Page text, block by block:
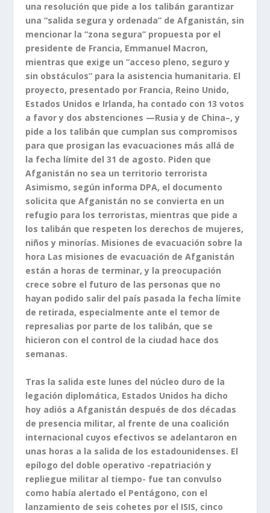
una resolución que pide a los talibán garantizar
una “salida segura y ordenada” de Afganistán, sin
mencionar la “zona segura” propuesta por el
presidente de Francia, Emmanuel Macron,
mientras que exige un “acceso pleno, seguro y
sin obstáculos” para la asistencia humanitaria. El
proyecto, presentado por Francia, Reino Unido,
Estados Unidos e Irlanda, ha contado con 13 votos
a favor y dos abstenciones —Rusia y de China–, y
pide a los talibán que cumplan sus compromisos
para que prosigan las evacuaciones más allá de
la fecha límite del 31 de agosto. Piden que
Afganistán no sea un territorio terrorista
Asimismo, según informa DPA, el documento
solicita que Afganistán no se convierta en un
refugio para los terroristas, mientras que pide a
los talibán que respeten los derechos de mujeres,
niños y minorías. Misiones de evacuación sobre la
hora Las misiones de evacuación de Afganistán
están a horas de terminar, y la preocupación
crece sobre el futuro de las personas que no
hayan podido salir del país pasada la fecha límite
de retirada, especialmente ante el temor de
represalias por parte de los talibán, que se
hicieron con el control de la ciudad hace dos
semanas.
Tras la salida este lunes del núcleo duro de la
legación diplomática, Estados Unidos ha dicho
hoy adiós a Afganistán después de dos décadas
de presencia militar, al frente de una coalición
internacional cuyos efectivos se adelantaron en
unas horas a la salida de los estadounidenses. El
epílogo del doble operativo -repatriación y
repliegue militar al tiempo- fue tan convulso
como había alertado el Pentágono, con el
lanzamiento de seis cohetes por el ISIS, cinco